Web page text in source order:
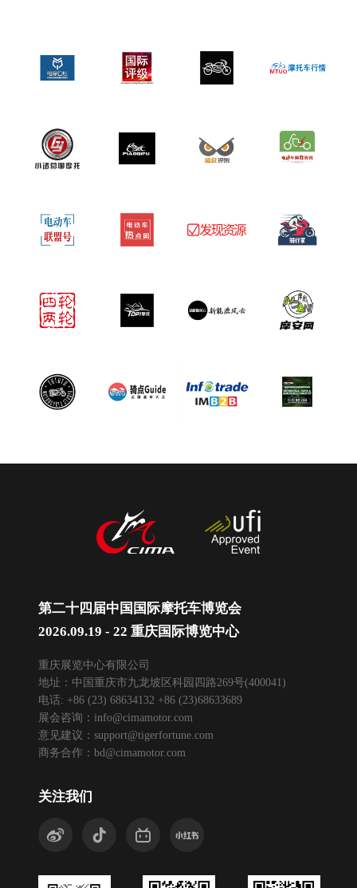
第二十四届中国国际摩托车博览会
2026.09.19 - 22 重庆国际博览中心
重庆展览中心有限公司
地址：中国重庆市九龙坡区科园四路269号(400041)
电话: +86 (23) 68634132 +86 (23)68633689
展会咨询： info@cimamotor.com
意见建议： support@tigerfortune.com
商务合作： bd@cimamotor.com
关注我们